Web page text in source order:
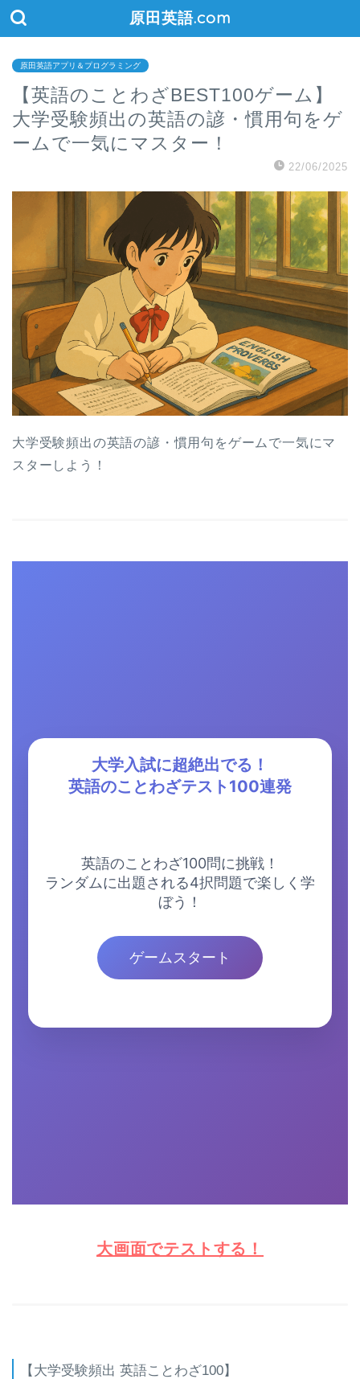
原田英語.com
原田英語アプリ＆プログラミング
【英語のことわざBEST100ゲーム】
大学受験頻出の英語の諺・慣用句をゲ
ームで一気にマスター！
22/06/2025
大学受験頻出の英語の諺・慣用句をゲームで一気にマ
スターしよう！
大画面でテストする！
【大学受験頻出 英語ことわざ100】